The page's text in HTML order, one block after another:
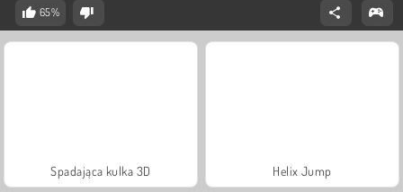
65%
Spadająca kulka 3D Helix Jump